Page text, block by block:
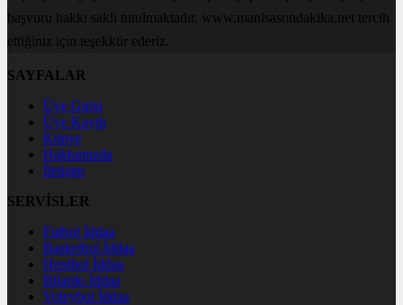
başvuru hakkı saklı tutulmaktadır. www.manisasondakika.net tercih
ettiğiniz için teşekkür ederiz.
SAYFALAR
Üye Girişi
Üye Kaydı
Künye
Hakkımızda
İletişim
SERVİSLER
Futbol İddaa
Basketbol İddaa
Hentbol İddaa
Bilardo İddaa
Voleybol İddaa